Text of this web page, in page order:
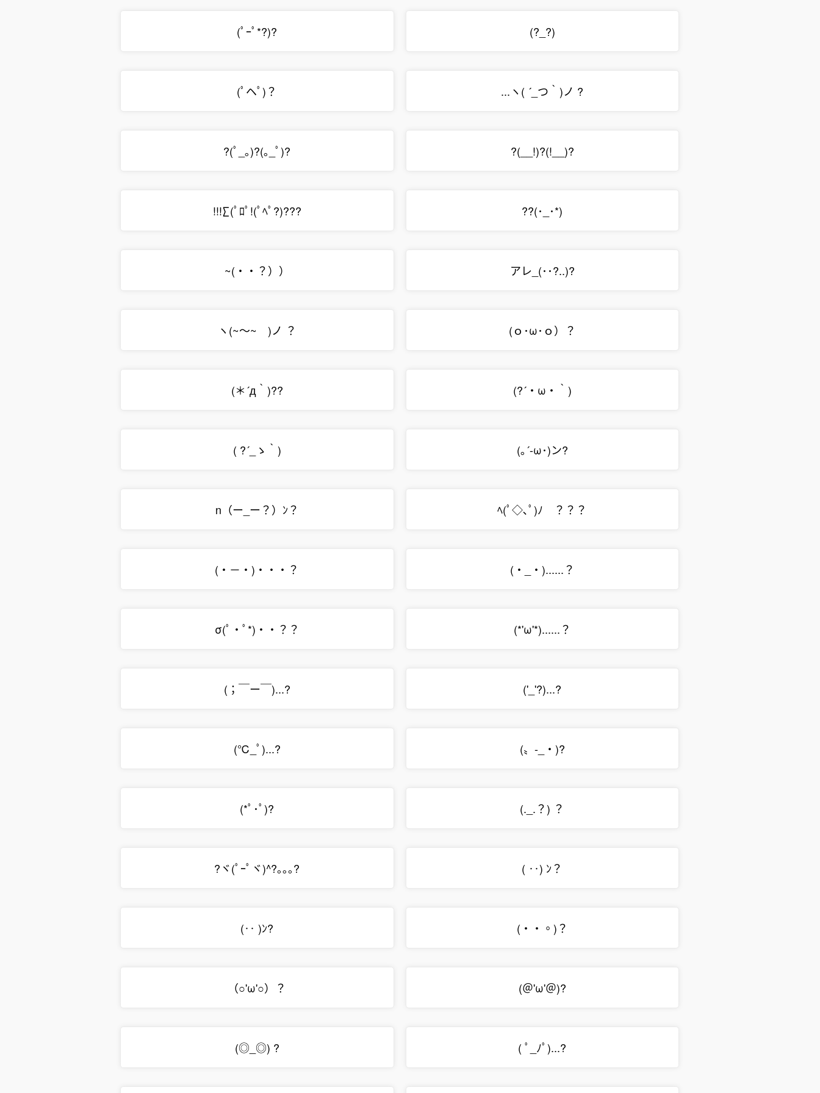
(ﾟｰﾟ*?)? (?_?)
(ﾟヘﾟ)？ ...ヽ( ´_つ｀)ノ ?
?(ﾟ_｡)?(｡_ﾟ)? ?(__!)?(!__)?
!!!∑(ﾟﾛﾟ!(ﾟﾍﾟ?)??? ??(･_･*)
~(・・？）） アレ_(･･?..)?
ヽ(~～~ )ノ ？ (ｏ･ω･ｏ）？
(＊´д｀)?? (?´・ω・｀)
( ?´_ゝ｀) (｡´-ω･)ン?
n（ー_ー？）ﾝ？ ﾍ(ﾟ◇､ﾟ)ﾉ ？？？
(・－・)・・・？ (・_・)......？
σ(ﾟ・ﾟ*)・・？？ (*'ω'*)......？
(；￣ー￣)...? ('_'?)...?
(℃_ﾟ)...? (〟-_・)?
(*ﾟ･ﾟ)? (._.？) ？
?ヾ(ﾟｰﾟヾ)^?｡｡｡? ( ‥) ﾝ？
(‥ )ﾝ? (・・。)？
（○'ω'○）？ (＠'ω'＠)?
(◎_◎) ? ( ﾟ_ﾉﾟ)...?